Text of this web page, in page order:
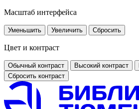
Масштаб интерфейса
Уменьшить Увеличить Сбросить
Цвет и контраст
Обычный контраст Высокий контраст
Сбросить контраст